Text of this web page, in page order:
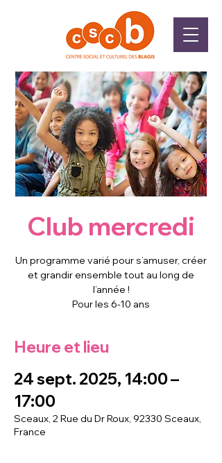
Club mercredi
Un programme varié pour s’amuser, créer
et grandir ensemble tout au long de
l’année !
Pour les 6-10 ans
Heure et lieu
24 sept. 2025, 14:00 –
17:00
Sceaux, 2 Rue du Dr Roux, 92330 Sceaux,
France